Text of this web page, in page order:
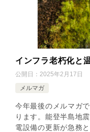
インフラ老朽化と
公開日： 2025年2月17日
メルマガ
今年最後のメルマガ
ります。能登半島地
電設備の更新が急務